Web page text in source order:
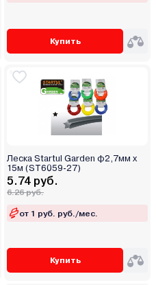
Купить
Леска Startul Garden ф2,7мм х
15м (ST6059-27)
5.74 руб.
6.26 руб.
от 1 руб. руб./мес.
Купить